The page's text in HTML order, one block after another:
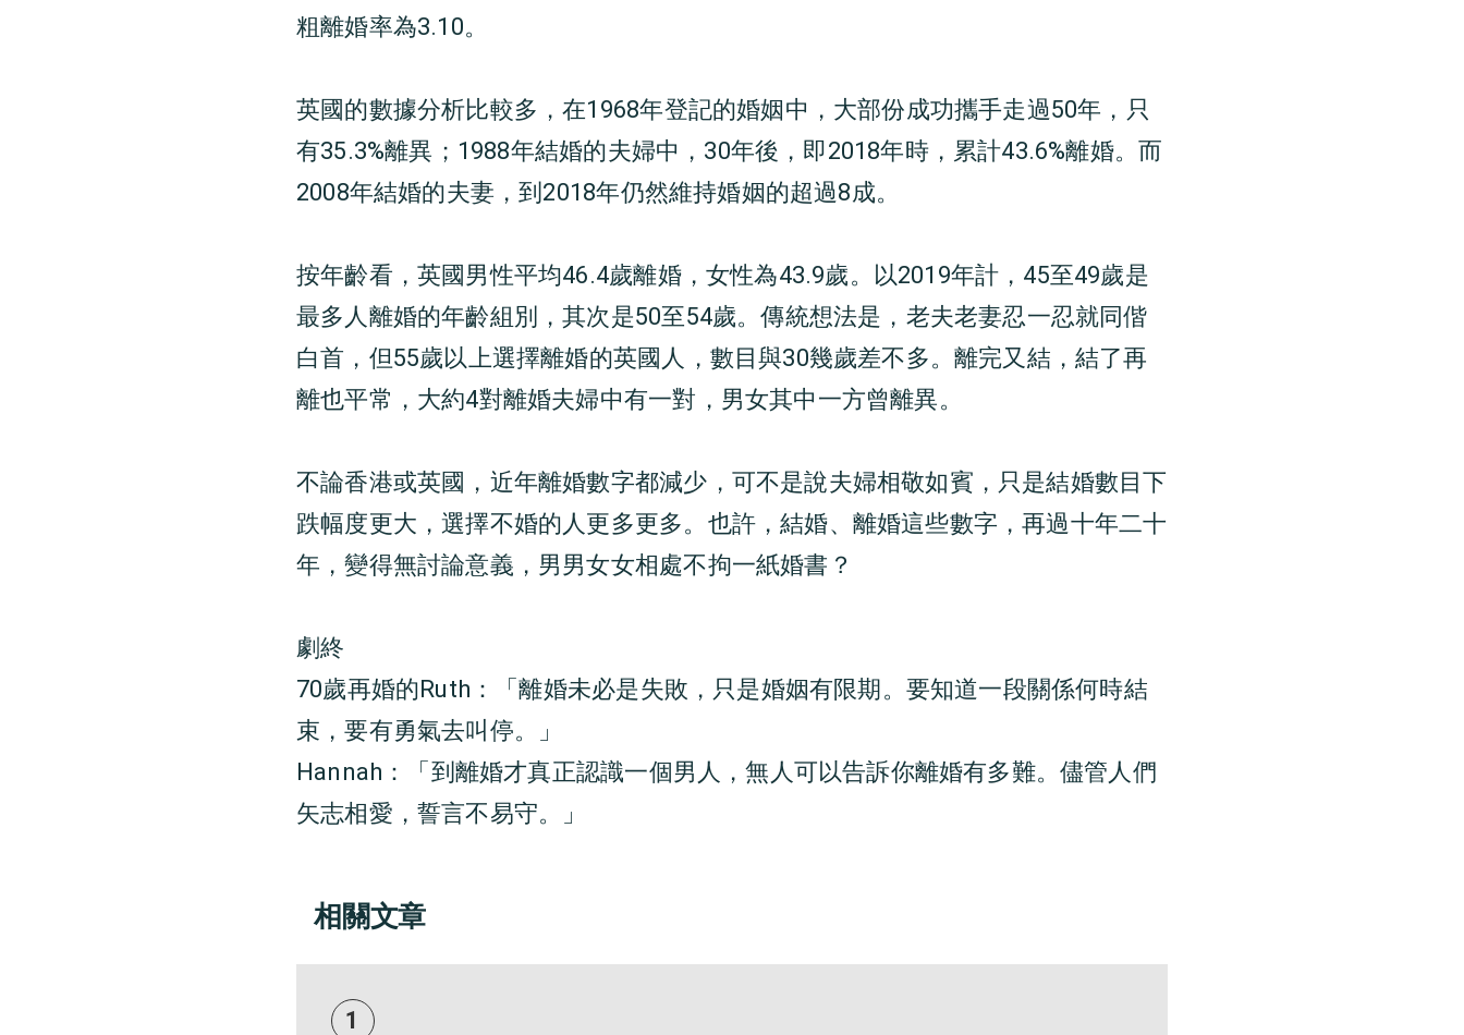
粗離婚率為3.10。
英國的數據分析比較多，在1968年登記的婚姻中，大部份成功攜手走過50年，只
有35.3%離異；1988年結婚的夫婦中，30年後，即2018年時，累計43.6%離婚。而
2008年結婚的夫妻，到2018年仍然維持婚姻的超過8成。
按年齡看，英國男性平均46.4歲離婚，女性為43.9歲。以2019年計，45至49歲是
最多人離婚的年齡組別，其次是50至54歲。傳統想法是，老夫老妻忍一忍就同偕
白首，但55歲以上選擇離婚的英國人，數目與30幾歲差不多。離完又結，結了再
離也平常，大約4對離婚夫婦中有一對，男女其中一方曾離異。
不論香港或英國，近年離婚數字都減少，可不是說夫婦相敬如賓，只是結婚數目下
跌幅度更大，選擇不婚的人更多更多。也許，結婚、離婚這些數字，再過十年二十
年，變得無討論意義，男男女女相處不拘一紙婚書？
劇終
70歲再婚的Ruth：「離婚未必是失敗，只是婚姻有限期。要知道一段關係何時結
束，要有勇氣去叫停。」
Hannah：「到離婚才真正認識一個男人，無人可以告訴你離婚有多難。儘管人們
矢志相愛，誓言不易守。」
相關文章
1